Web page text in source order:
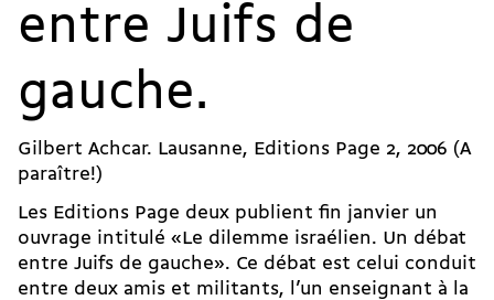
entre Juifs de
gauche.
Gilbert Achcar. Lausanne, Editions Page 2, 2006 (A
paraître!)
Les Editions Page deux publient fin janvier un
ouvrage intitulé «Le dilemme israélien. Un débat
entre Juifs de gauche». Ce débat est celui conduit
entre deux amis et militants, l’un enseignant à la